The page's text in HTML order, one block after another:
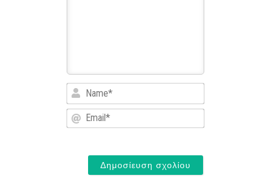
Name*
Email*